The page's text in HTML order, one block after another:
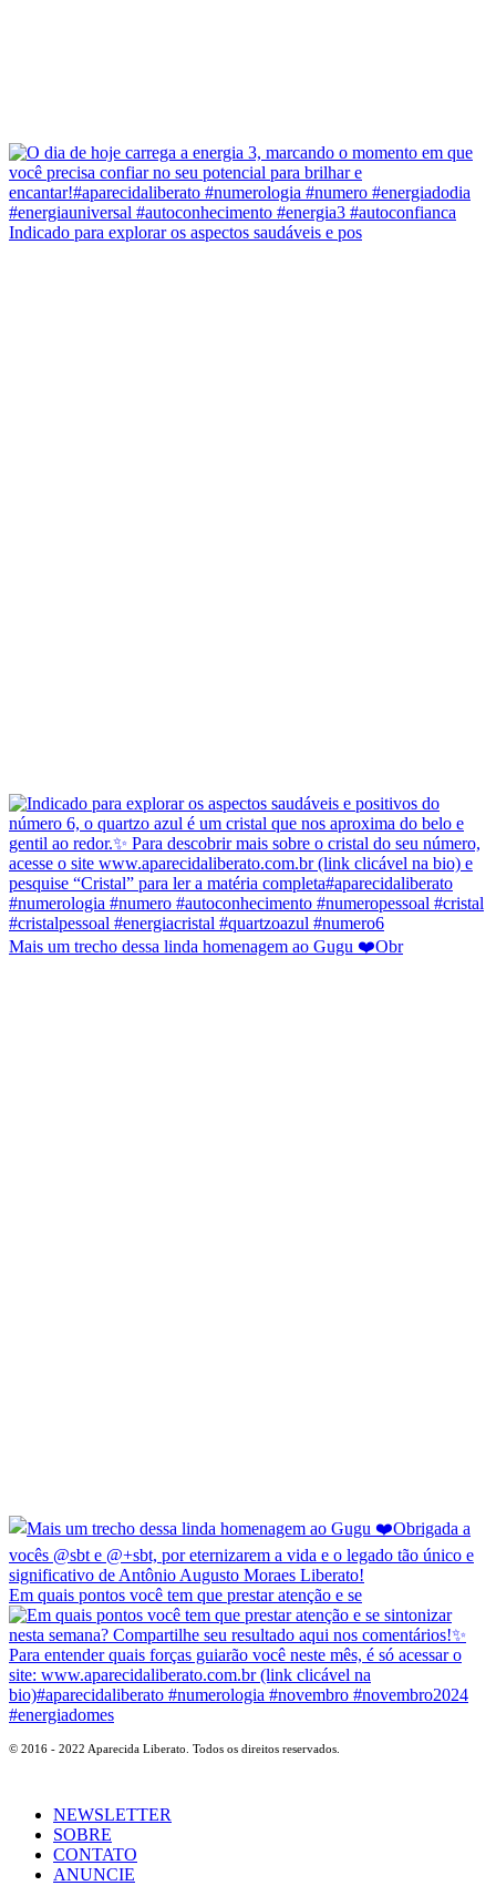
Indicado para explorar os aspectos saudáveis e pos
Mais um trecho dessa linda homenagem ao Gugu ❤️Obr
Em quais pontos você tem que prestar atenção e se
© 2016 - 2022 Aparecida Liberato. Todos os direitos reservados.
NEWSLETTER
SOBRE
CONTATO
ANUNCIE